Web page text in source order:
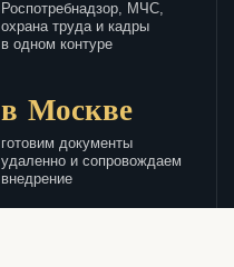
Роспотребнадзор, МЧС,
охрана труда и кадры
в одном контуре
в Москве
готовим документы
удаленно и сопровождаем
внедрение